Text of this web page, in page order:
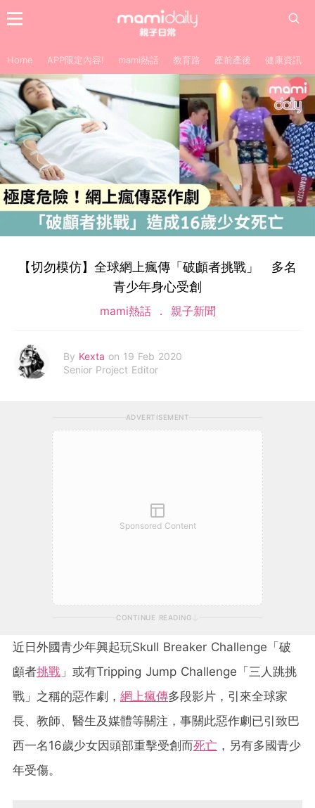
Home APP限定內容! mami熱話 教育路 產前產後 健康資訊
【切勿模仿】全球網上瘋傳「破顱者挑戰」 多名
青少年身心受創
mami熱話 親子新聞
By Kexta on 19 Feb 2020
Senior Project Editor
ADVERTISEMENT
Sponsored Content
CONTINUE READING
近日外國青少年興起玩Skull Breaker Challenge「破
顱者挑戰 」或有Tripping Jump Challenge「三人跳挑
戰」之稱的惡作劇， 網上瘋傳多段影片，引來全球家
長、教師、醫生及媒體等關注，事關此惡作劇已引致巴
西一名16歲少女因頭部重擊受創而死亡 ，另有多國青少
年受傷。